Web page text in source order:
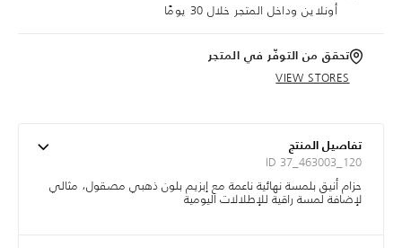
أونلاين وداخل المتجر خلال 30 يومًا
تحقق من التوفّر في المتجر
VIEW STORES
تفاصيل المنتج
ID 37_463003_120
حزام أنيق بلمسة نهائية ناعمة مع إبزيم بلون ذهبي مصقول، مثالي
لإضافة لمسة راقية للإطلالات اليومية